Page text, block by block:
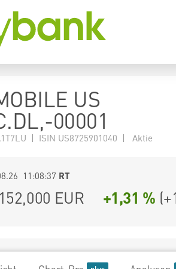
US
00001
| ISIN US8725901040 | Aktie
11:08:37 RT
152,000 EUR +1,31 % (